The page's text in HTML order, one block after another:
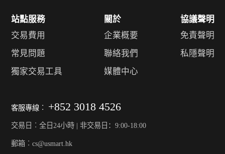
站點服務
交易費用
常見問題
獨家交易工具
關於
企業概要
聯絡我們
媒體中心
協議聲明
免責聲明
私隱聲明
客服專線︰ +852 3018 4526
交易日︰全日24小時 | 非交易日：9:00-18:00
郵箱︰cs@usmart.hk